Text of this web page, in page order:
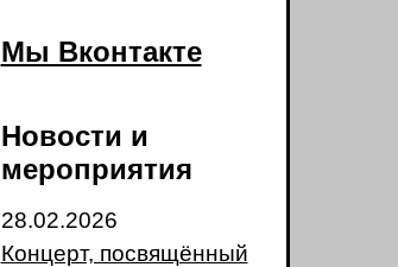
Мы Вконтакте
Новости и
мероприятия
28.02.2026
Концерт, посвящённый